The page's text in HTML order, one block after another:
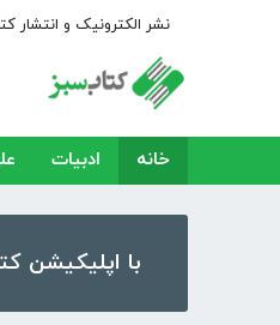
نشر الکترونیک و انتشار
خانه ادبیات
با اپلیکیشن کتابراه، بیش از ۵۰،۰۰۰ کتاب، کتاب